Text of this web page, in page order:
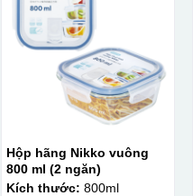
Hộp hãng Nikko vuông
800 ml (2 ngăn)
Kích thước: 800ml